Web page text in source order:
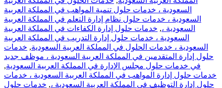
السعودية ، خدمات حلول تنمية المواهب في المملكة العربية
السعودية ، خدمات حلول نظام إدارة التعلم في المملكة العربية
السعودية ،, خدمات حلول إدارة الكفاءات في المملكة العربية
السعودية ، خدمات حلول إدارة التدريب في المملكة العربية
السعودية ، خدمات الحلول في المملكة العربية السعودية, خدمات
حلول إدارة المتقدمين في المملكة العربية السعودية ، موظف جديد
في خدمات حلول مجلس الإدارة في المملكة العربية السعودية,
خدمات حلول إدارة المواهب في المملكة العربية السعودية ، خدمات
حلول إدارة التوظيف في المملكة العربية السعودية ،, خدمات حلول